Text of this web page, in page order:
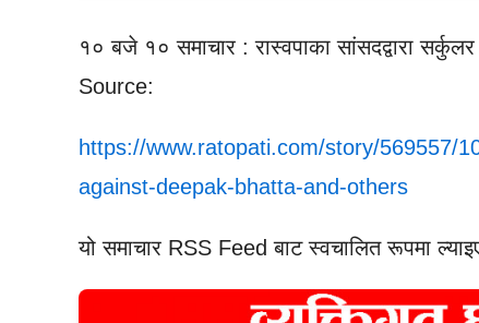
१० बजे १० समाचार : रास्वपाका सांसदद्वारा सर्कुलर
Source:
https://www.ratopati.com/story/569557/
against-deepak-bhatta-and-others
यो समाचार RSS Feed बाट स्वचालित रूपमा